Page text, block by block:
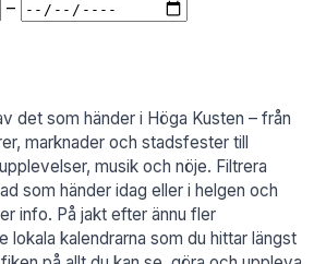
– Till datum
det som händer i Höga Kusten – från
marknader och stadsfester till
musik och nöje. Filtrera
som händer idag eller i helgen och
info. På jakt efter ännu fler
lokala kalendrarna som du hittar längst